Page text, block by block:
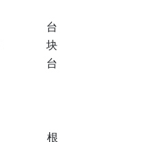
台
块
台
根